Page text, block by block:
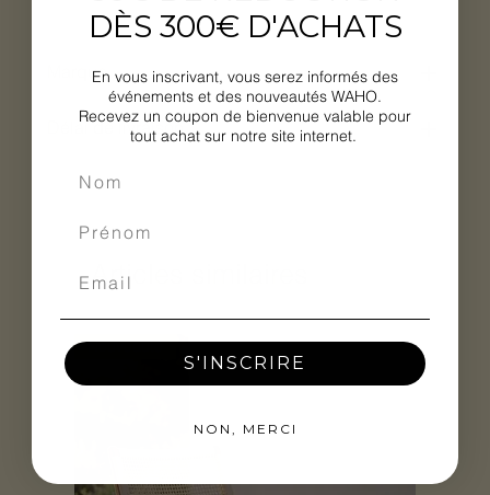
Marque
Délai de livraison
Articles similaires
Nouveauté
DÈS 300€ D'ACHATS
En vous inscrivant, vous serez informés des
événements et des nouveautés WAHO.
Recevez un coupon de bienvenue valable pour
tout achat sur notre site internet.
S'INSCRIRE
NON, MERCI